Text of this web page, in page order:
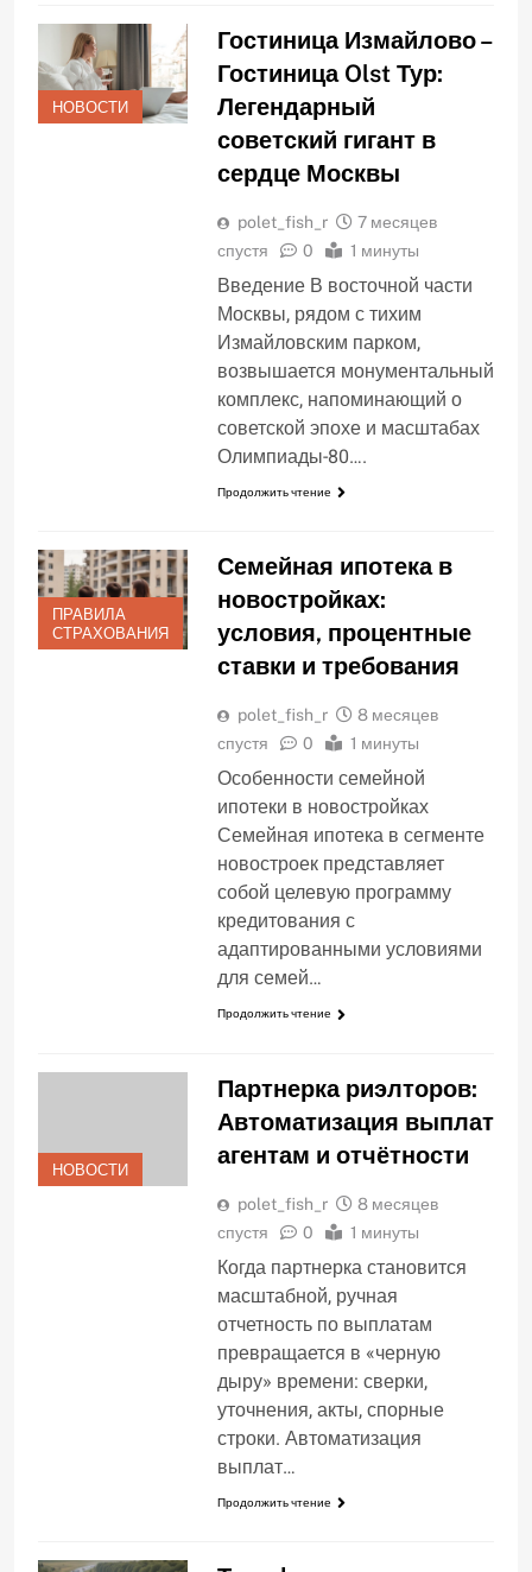
НОВОСТИ
Гостиница Измайлово –
Гостиница Olst Тур:
Легендарный
советский гигант в
сердце Москвы
polet_fish_r
7 месяцев
спустя
0 1 минуты
Введение В восточной части
Москвы, рядом с тихим
Измайловским парком,
возвышается монументальный
комплекс, напоминающий о
советской эпохе и масштабах
Олимпиады-80….
Продолжить чтение
ПРАВИЛА
СТРАХОВАНИЯ
Семейная ипотека в
новостройках:
условия, процентные
ставки и требования
polet_fish_r
8 месяцев
спустя
0 1 минуты
Особенности семейной
ипотеки в новостройках
Семейная ипотека в сегменте
новостроек представляет
собой целевую программу
кредитования с
адаптированными условиями
для семей…
Продолжить чтение
НОВОСТИ
Партнерка риэлторов:
Автоматизация выплат
агентам и отчётности
polet_fish_r
8 месяцев
спустя
0 1 минуты
Когда партнерка становится
масштабной, ручная
отчетность по выплатам
превращается в «черную
дыру» времени: сверки,
уточнения, акты, спорные
строки. Автоматизация
выплат…
Продолжить чтение